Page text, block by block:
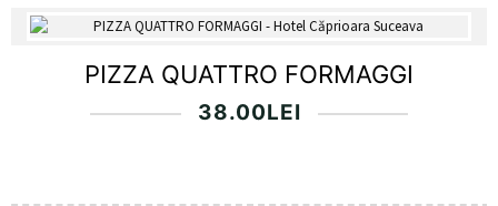
PIZZA QUATTRO FORMAGGI
38.00LEI